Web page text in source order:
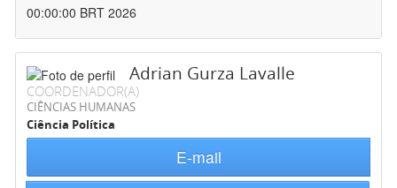
00:00:00 BRT 2026
Adrian Gurza Lavalle
COORDENADOR(A)
CIÊNCIAS HUMANAS
Ciência Política
E-mail